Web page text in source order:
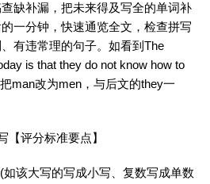
补漏，把未来得及写全的单词补
一分钟，快速通览全文，检查拼写
有违常理的句子。如看到The
is that they do not know how to
man改为men，与后文的they一
【评分标准要点】
该大写的写成小写、复数写成单数